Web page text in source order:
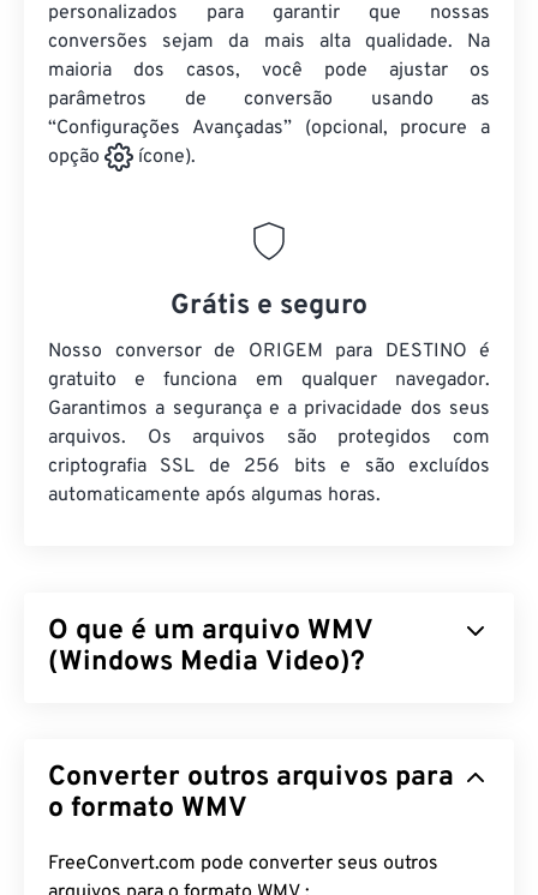
personalizados para garantir que nossas
conversões sejam da mais alta qualidade. Na
maioria dos casos, você pode ajustar os
parâmetros de conversão usando as
“Configurações Avançadas” (opcional, procure a
opção
ícone).
Grátis e seguro
Nosso conversor de ORIGEM para DESTINO é
gratuito e funciona em qualquer navegador.
Garantimos a segurança e a privacidade dos seus
arquivos. Os arquivos são protegidos com
criptografia SSL de 256 bits e são excluídos
automaticamente após algumas horas.
O que é um arquivo WMV
(Windows Media Video)?
compacta o tamanho do arquivo com umcodec
resultando em um arquivo fácil de gerenciar que
contêiner digital, chamado Advanced Systems
Converter outros arquivos para
o formato WMV
FreeConvert.com pode converter seus outros